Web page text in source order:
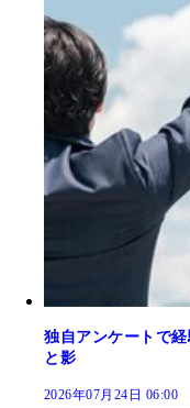
独自アンケートで
と影
2026年07月24日 06:00